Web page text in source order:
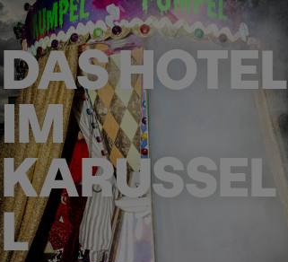
DAS HOTEL
IM
KARUSSEL
L